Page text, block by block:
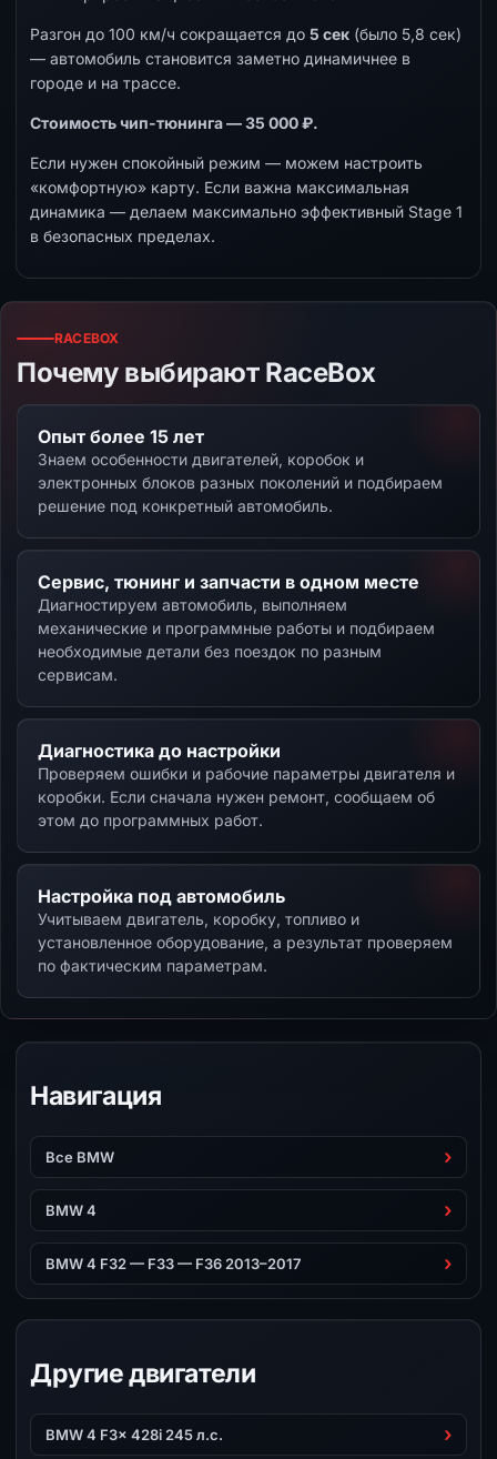
Разгон до 100 км/ч сокращается до 5 сек (было 5,8 сек)
— автомобиль становится заметно динамичнее в
городе и на трассе.
Стоимость чип-тюнинга — 35 000 ₽.
Если нужен спокойный режим — можем настроить
«комфортную» карту. Если важна максимальная
динамика — делаем максимально эффективный Stage 1
в безопасных пределах.
RACEBOX
Почему выбирают RaceBox
Опыт более 15 лет
Знаем особенности двигателей, коробок и
электронных блоков разных поколений и подбираем
решение под конкретный автомобиль.
Сервис, тюнинг и запчасти в одном месте
Диагностируем автомобиль, выполняем
механические и программные работы и подбираем
необходимые детали без поездок по разным
сервисам.
Диагностика до настройки
Проверяем ошибки и рабочие параметры двигателя и
коробки. Если сначала нужен ремонт, сообщаем об
этом до программных работ.
Настройка под автомобиль
Учитываем двигатель, коробку, топливо и
установленное оборудование, а результат проверяем
по фактическим параметрам.
Навигация
Все BMW
BMW 4
BMW 4 F32 — F33 — F36 2013–2017
Другие двигатели
BMW 4 F3x 428i 245 л.с.